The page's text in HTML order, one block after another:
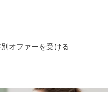
オファーを受ける